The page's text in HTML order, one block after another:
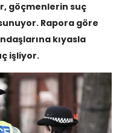
göçmenlerin suç
Rapora göre
kıyasla
işliyor.